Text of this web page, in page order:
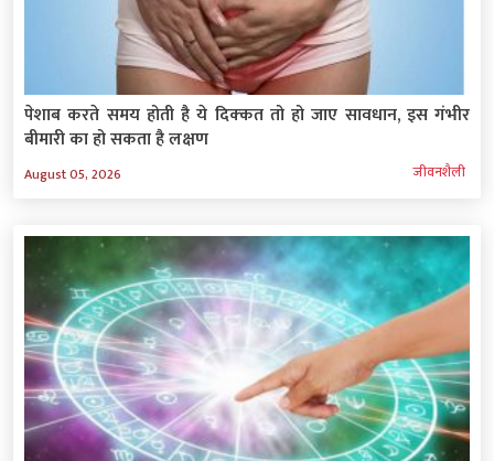
पेशाब करते समय होती है ये दिक्‍कत तो हो जाए सावधान, इस गंभीर
बीमारी का हो सकता है लक्षण
August 05, 2026 जीवनशैली